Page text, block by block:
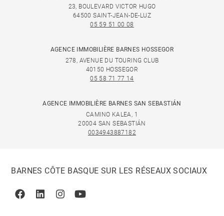
23, BOULEVARD VICTOR HUGO
64500 SAINT-JEAN-DE-LUZ
05 59 51 00 08
AGENCE IMMOBILIÈRE BARNES HOSSEGOR
278, AVENUE DU TOURING CLUB
40150 HOSSEGOR
05 58 71 77 14
AGENCE IMMOBILIÈRE BARNES SAN SEBASTIÁN
CAMINO KALEA, 1
20004 SAN SEBASTIÁN
0034943887182
BARNES CÔTE BASQUE SUR LES RÉSEAUX SOCIAUX
FacebookLinkedinInstagramYoutube